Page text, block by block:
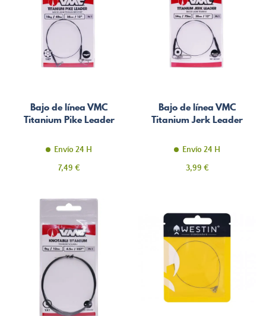
Bajo de línea VMC
Titanium Pike Leader
Envío 24 H
Precio
7,49 €
Bajo de línea VMC
Titanium Jerk Leader
Envío 24 H
Precio
3,99 €